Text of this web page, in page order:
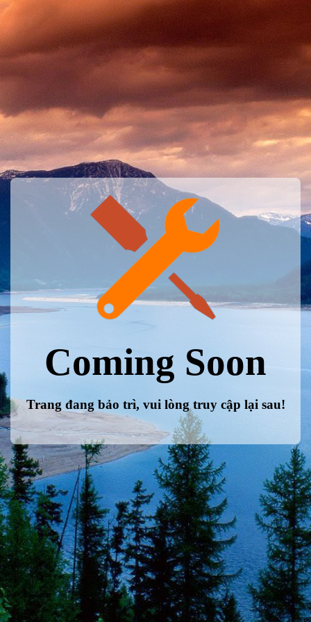
Coming Soon
Trang đang bảo trì, vui lòng truy cập lại sau!